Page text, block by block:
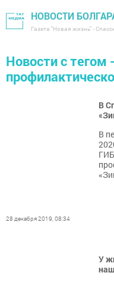
НОВОСТИ
Газета "Новая жизнь" -
Новости с тегом
В
В
28 декабря 2019, 08:34
У